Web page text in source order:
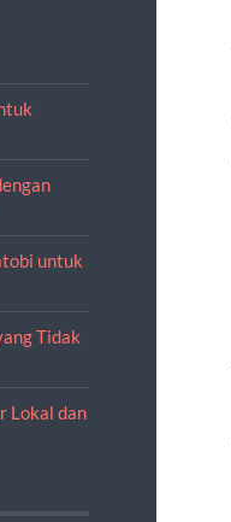
untuk
Tidak
Lokal dan